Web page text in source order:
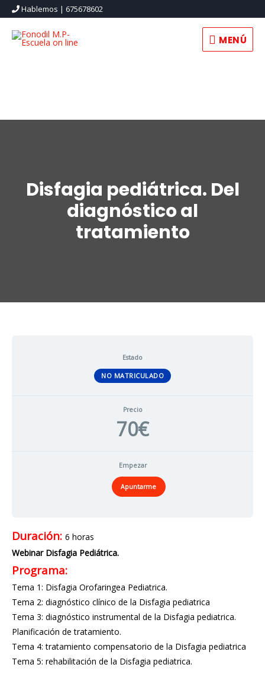
Hablemos | 675678602
MENÚ
Disfagia pediátrica. Del
diagnóstico al
tratamiento
Estado
NO MATRICULADO
Precio
70€
Empezar
Apuntarme
Duración: 6 horas
Webinar Disfagia Pediátrica.
Programa:
Tema 1: Disfagia Orofaringea Pediatrica.
Tema 2: diagnóstico clínico de la Disfagia pediatrica
Tema 3: diagnóstico instrumental de la Disfagia pediatrica.
Planificación de tratamiento.
Tema 4: tratamiento compensatorio de la Disfagia pediatrica
Tema 5: rehabilitación de la Disfagia pediatrica.